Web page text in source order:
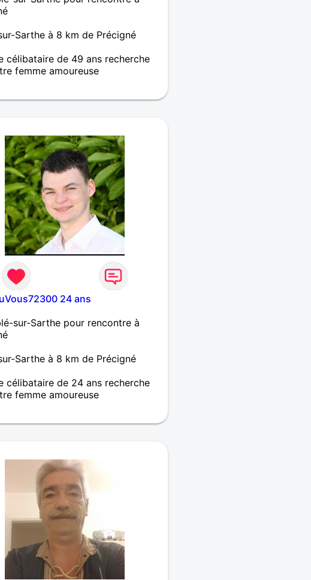
tracer un bout de chemin à
tout le chemin qu'il nous
Sarthe à 8 km de Précigné
célibataire de 49 ans recherche
femme amoureuse
24 ans
sur-Sarthe pour rencontre à
Sarthe à 8 km de Précigné
célibataire de 24 ans recherche
femme amoureuse
amicable pour commencer,